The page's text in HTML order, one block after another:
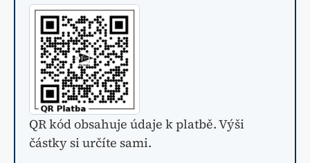
QR kód obsahuje údaje k platbě. Výši
částky si určíte sami.